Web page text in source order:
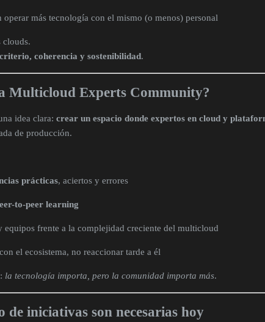
operar más tecnología con el mismo (o menos) personal
clouds.
coherencia y sostenibilidad.
Multicloud Experts Community?
idea clara: crear un espacio donde expertos en cloud y
de producción.
prácticas, aciertos y errores
to-peer learning
equipos frente a la complejidad creciente del multicloud
el ecosistema, no reaccionar tarde a él
la tecnología importa, pero la comunidad importa más.
de iniciativas son necesarias hoy